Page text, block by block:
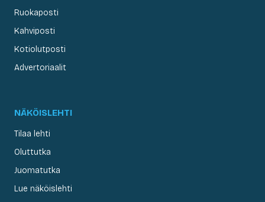
Ruokaposti
Kahviposti
Kotiolutposti
Advertoriaalit
NÄKÖISLEHTI
Tilaa lehti
Oluttutka
Juomatutka
Lue näköislehti